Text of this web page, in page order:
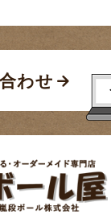
わせ